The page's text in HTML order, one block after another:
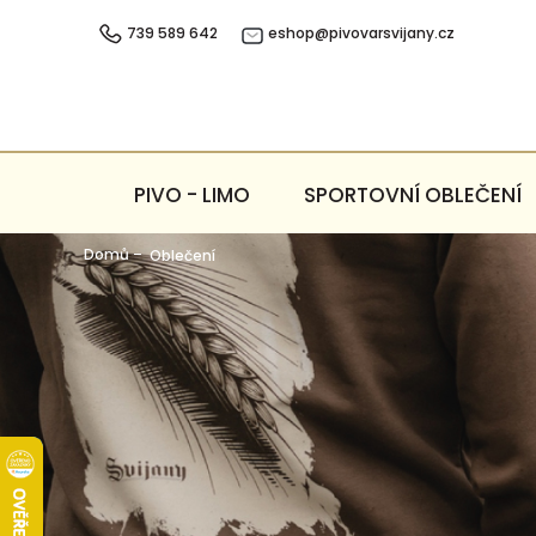
739 589 642 eshop@pivovarsvijany.cz
PIVO - LIMO SPORTOVNÍ OBLEČENÍ
Domů Oblečení